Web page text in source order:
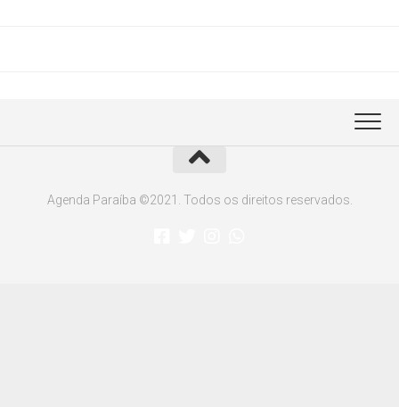
Agenda Paraíba ©2021. Todos os direitos reservados.